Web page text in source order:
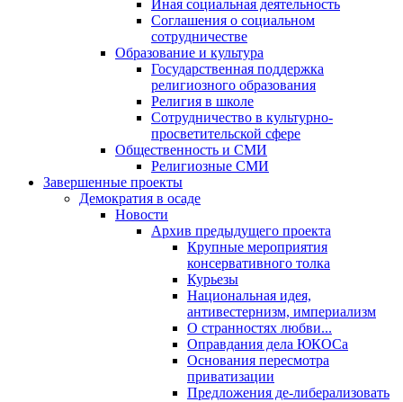
Иная социальная деятельность
Соглашения о социальном
сотрудничестве
Образование и культура
Государственная поддержка
религиозного образования
Религия в школе
Сотрудничество в культурно-
просветительской сфере
Общественность и СМИ
Религиозные СМИ
Завершенные проекты
Демократия в осаде
Новости
Архив предыдущего проекта
Крупные мероприятия
консервативного толка
Курьезы
Национальная идея,
антивестернизм, империализм
О странностях любви...
Оправдания дела ЮКОСа
Основания пересмотра
приватизации
Предложения де-либерализовать